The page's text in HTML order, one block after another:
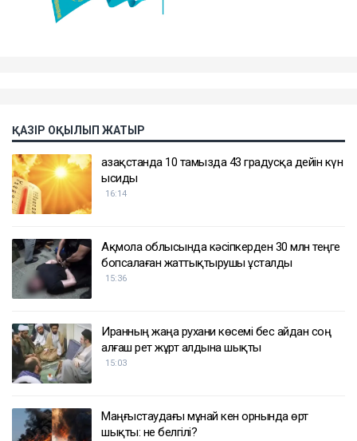
ҚАЗІР ОҚЫЛЫП ЖАТЫР
Қазақстанда 10 тамызда 43 градусқа дейін күн
ысиды
16:14
Ақмола облысында кәсіпкерден 30 млн теңге
бопсалаған жаттықтырушы ұсталды
15:36
Иранның жаңа рухани көсемі бес айдан соң
алғаш рет жұрт алдына шықты
15:03
Маңғыстаудағы мұнай кен орнында өрт
шықты: не белгілі?